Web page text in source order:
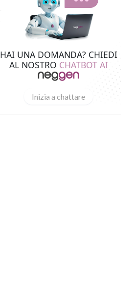
HAI UNA DOMANDA? CHIEDI
AL NOSTRO CHATBOT AI
Inizia a chattare